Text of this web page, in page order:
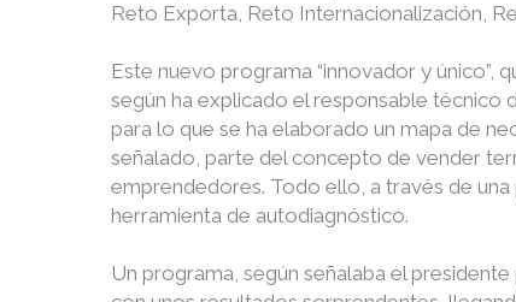
Reto Exporta, Reto Internacionalización,
Este nuevo programa “innovador y único”,
según ha explicado el responsable técnico
para lo que se ha elaborado un mapa de
señalado, parte del concepto de vender
emprendedores. Todo ello, a través de
herramienta de autodiagnóstico.
Un programa, según señalaba el